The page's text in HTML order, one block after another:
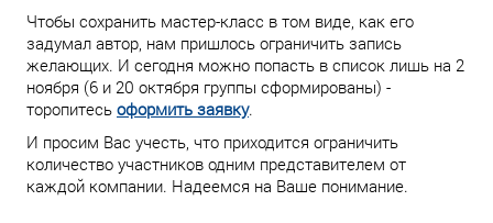
Чтобы сохранить мастер-класс в том виде, как его
задумал автор, нам пришлось ограничить запись
желающих. И сегодня можно попасть в список лишь на 2
ноября (6 и 20 октября группы сформированы) -
торопитесь оформить заявку.
И просим Вас учесть, что приходится ограничить
количество участников одним представителем от
каждой компании. Надеемся на Ваше понимание.